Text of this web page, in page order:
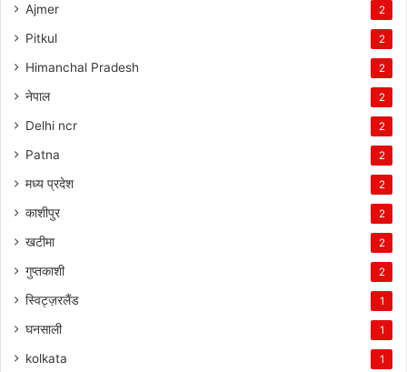
Ajmer 2
Pitkul 2
Himanchal Pradesh 2
नेपाल 2
Delhi ncr 2
Patna 2
मध्य प्रदेश 2
काशीपुर 2
खटीमा 2
गुप्तकाशी 2
स्विट्ज़रलैंड 1
घनसाली 1
kolkata 1